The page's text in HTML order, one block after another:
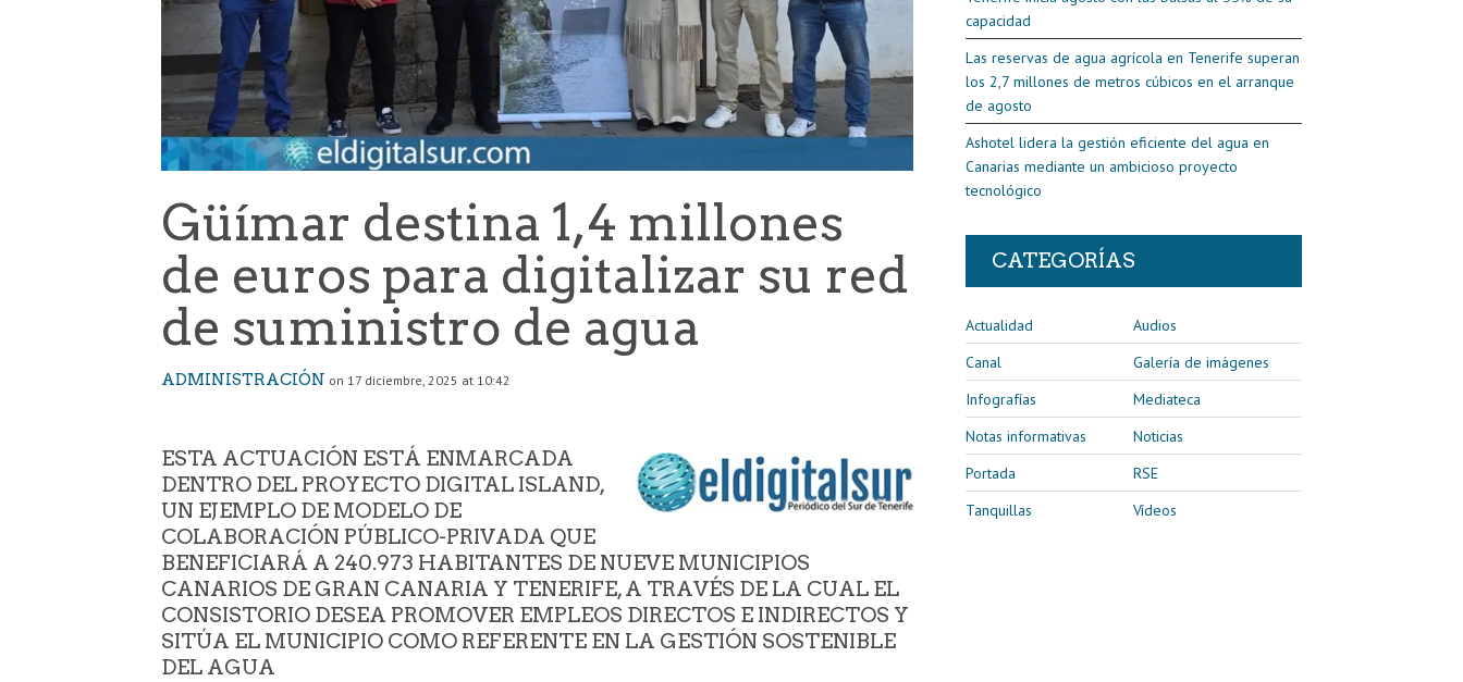
Güímar destina 1,4 millones
de euros para digitalizar su red
de suministro de agua
ADMINISTRACIÓN on 17 diciembre, 2025 at 10:42
ESTA ACTUACIÓN ESTÁ ENMARCADA
DENTRO DEL PROYECTO DIGITAL ISLAND,
UN EJEMPLO DE MODELO DE
COLABORACIÓN PÚBLICO-PRIVADA QUE
BENEFICIARÁ A 240.973 HABITANTES DE NUEVE MUNICIPIOS
CANARIOS DE GRAN CANARIA Y TENERIFE, A TRAVÉS DE LA CUAL EL
CONSISTORIO DESEA PROMOVER EMPLEOS DIRECTOS E INDIRECTOS Y
SITÚA EL MUNICIPIO COMO REFERENTE EN LA GESTIÓN SOSTENIBLE
DEL AGUA
capacidad
Las reservas de agua agrícola en Tenerife superan
los 2,7 millones de metros cúbicos en el arranque
de agosto
Ashotel lidera la gestión eficiente del agua en
Canarias mediante un ambicioso proyecto
tecnológico
CATEGORÍAS
Actualidad
Audios
Canal
Galería de imágenes
Infografías
Mediateca
Notas informativas
Noticias
Portada
RSE
Tanquillas
Vídeos